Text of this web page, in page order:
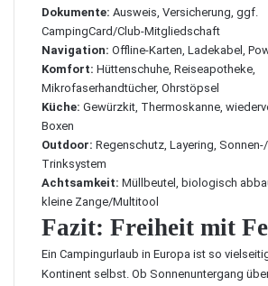
Dokumente: Ausweis, Versicherung, ggf.
CampingCard/Club-Mitgliedschaft
Navigation: Offline-Karten, Ladekabel,
Komfort: Hüttenschuhe, Reiseapotheke,
Mikrofaserhandtücher, Ohrstöpsel
Küche: Gewürzkit, Thermoskanne,
Boxen
Outdoor: Regenschutz, Layering,
Trinksystem
Achtsamkeit: Müllbeutel, biologisch
kleine Zange/Multitool
Fazit: Freiheit mit
Ein Campingurlaub in Europa ist so
Kontinent selbst. Ob Sonnenuntergang